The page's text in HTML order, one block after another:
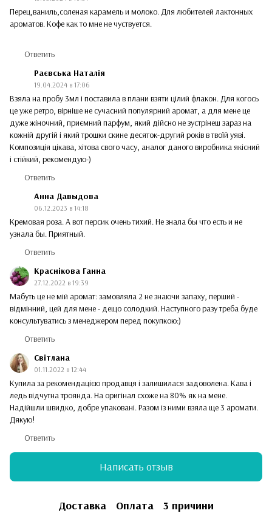
Перец,ваниль,соленая карамель и молоко. Для любителей лактонных
ароматов. Кофе как то мне не чуствуется.
Ответить
Раєвська Наталія
19.04.2024 в 17:06
Взяла на пробу 3мл і поставила в плани взяти цілий флакон. Для когось
це уже ретро, вірніше не сучасний популярний аромат, а для мене це
дуже жіночний, приємний парфум, який дійсно не зустрінеш зараз на
кожній другій і який трошки скине десяток-другий років в твоїй уяві.
Композиція цікава, хітова свого часу, аналог даного виробника якісний
і стійкий, рекомендую-)
Ответить
Анна Давыдова
06.12.2023 в 14:18
Кремовая роза. А вот персик очень тихий. Не знала бы что есть и не
узнала бы. Приятный.
Ответить
Краснікова Ганна
27.12.2022 в 19:39
Мабуть це не мій аромат: замовляла 2 не знаючи запаху, перший -
відмінний, цей для мене - дещо солодкий. Наступного разу треба буде
консультуватись з менеджером перед покупкою:)
Ответить
Світлана
01.11.2022 в 12:44
Купила за рекомендацією продавця і залишилася задоволена. Кава і
ледь відчутна троянда. На оригінал схоже на 80% як на мене.
Надійшли швидко, добре упаковані. Разом із ними взяла ще 3 аромати.
Дякую!
Ответить
Написать отзыв
Доставка Оплата 3 причини